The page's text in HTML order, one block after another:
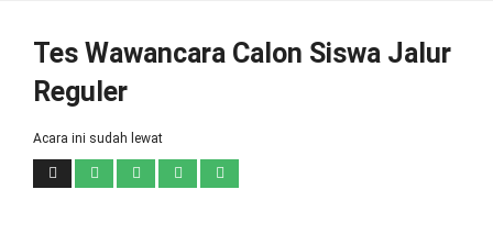
Tes Wawancara Calon Siswa Jalur
Reguler
Acara ini sudah lewat